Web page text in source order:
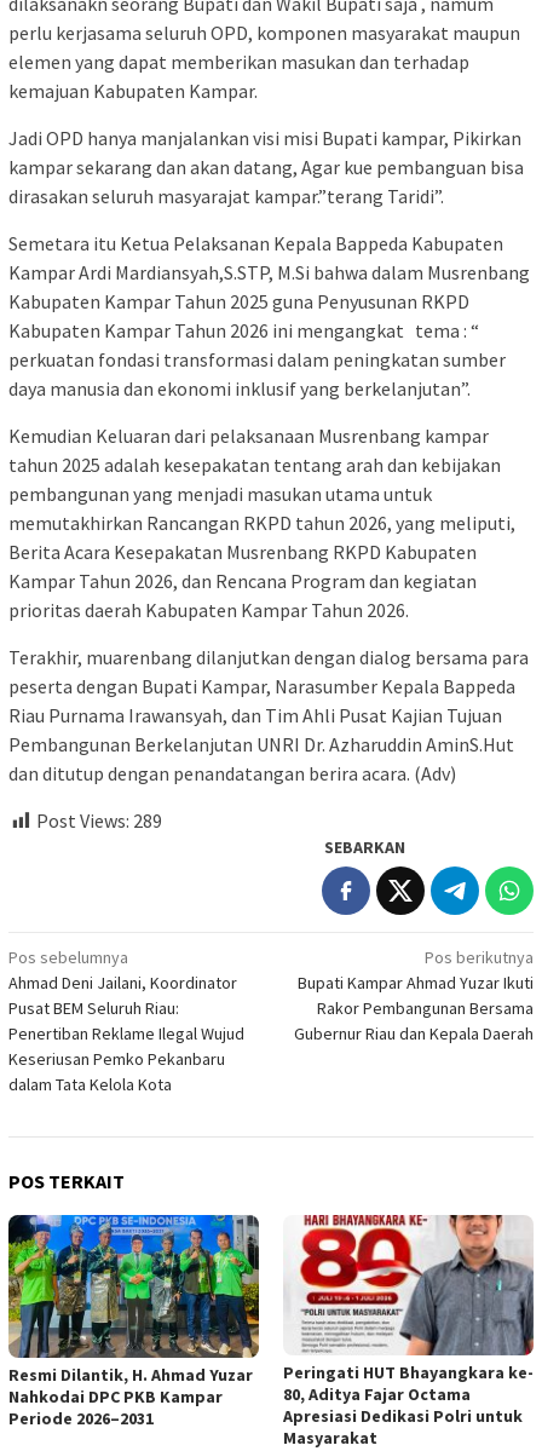
perlu kerjasama seluruh OPD, komponen masyarakat maupun
elemen yang dapat memberikan masukan dan terhadap
kemajuan Kabupaten Kampar.
Jadi OPD hanya manjalankan visi misi Bupati kampar, Pikirkan
kampar sekarang dan akan datang, Agar kue pembanguan bisa
dirasakan seluruh masyarajat kampar.”terang Taridi”.
Semetara itu Ketua Pelaksanan Kepala Bappeda Kabupaten
Kampar Ardi Mardiansyah,S.STP, M.Si bahwa dalam Musrenbang
Kabupaten Kampar Tahun 2025 guna Penyusunan RKPD
Kabupaten Kampar Tahun 2026 ini mengangkat tema : “
perkuatan fondasi transformasi dalam peningkatan sumber
daya manusia dan ekonomi inklusif yang berkelanjutan”.
Kemudian Keluaran dari pelaksanaan Musrenbang kampar
tahun 2025 adalah kesepakatan tentang arah dan kebijakan
pembangunan yang menjadi masukan utama untuk
memutakhirkan Rancangan RKPD tahun 2026, yang meliputi,
Berita Acara Kesepakatan Musrenbang RKPD Kabupaten
Kampar Tahun 2026, dan Rencana Program dan kegiatan
prioritas daerah Kabupaten Kampar Tahun 2026.
Terakhir, muarenbang dilanjutkan dengan dialog bersama para
peserta dengan Bupati Kampar, Narasumber Kepala Bappeda
Riau Purnama Irawansyah, dan Tim Ahli Pusat Kajian Tujuan
Pembangunan Berkelanjutan UNRI Dr. Azharuddin AminS.Hut
dan ditutup dengan penandatangan berira acara. (Adv)
Post Views: 289
SEBARKAN
Navigasi
pos
Pos sebelumnya
Ahmad Deni Jailani, Koordinator
Pusat BEM Seluruh Riau:
Penertiban Reklame Ilegal Wujud
Keseriusan Pemko Pekanbaru
dalam Tata Kelola Kota
Pos berikutnya
Bupati Kampar Ahmad Yuzar Ikuti
Rakor Pembangunan Bersama
Gubernur Riau dan Kepala Daerah
POS TERKAIT
Resmi Dilantik, H. Ahmad Yuzar
Nahkodai DPC PKB Kampar
Periode 2026–2031
Peringati HUT Bhayangkara ke-
80, Aditya Fajar Octama
Apresiasi Dedikasi Polri untuk
Masyarakat